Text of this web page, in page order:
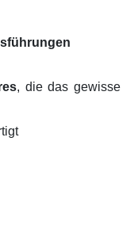
, die das gewisse